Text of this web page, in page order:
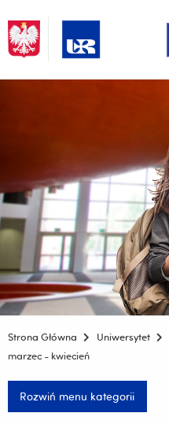
Strona Główna Uniwersytet
marzec - kwiecień
Rozwiń menu kategorii